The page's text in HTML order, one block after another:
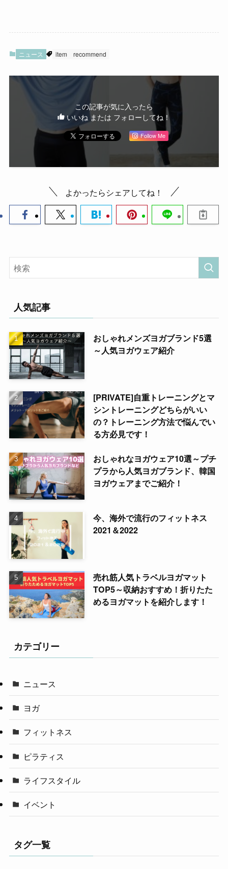
ニュース item recommend
この記事が気に入ったら
いいね または フォローしてね！
Follow Me
よかったらシェアしてね！
人気記事
おしゃれメンズヨガブランド5選
～人気ヨガウェア紹介
[PRIVATE]自重トレーニングとマ
シントレーニングどちらがいい
の？トレーニング方法で悩んでい
る方必見です！
おしゃれなヨガウェア10選～プチ
プラから人気ヨガブランド、韓国
ヨガウェアまでご紹介！
今、海外で流行のフィットネス
2021＆2022
売れ筋人気トラベルヨガマット
TOP5～収納おすすめ！折りたた
めるヨガマットを紹介します！
カテゴリー
ニュース
ヨガ
フィットネス
ピラティス
ライフスタイル
イベント
タグ一覧